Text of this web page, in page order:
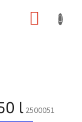
l 2500051